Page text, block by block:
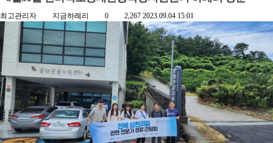
최고관리자 지금하례리 0 2,267 2023.09.04 15:01